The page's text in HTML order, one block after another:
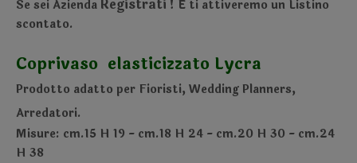
Se sei Azienda Registrati ! E ti attiveremo un Listino
scontato.
Coprivaso elasticizzato Lycra
Prodotto adatto per Fioristi, Wedding Planners,
Arredatori.
Misure: cm.15 H 19 - cm.18 H 24 - cm.20 H 30 - cm.24
H 38